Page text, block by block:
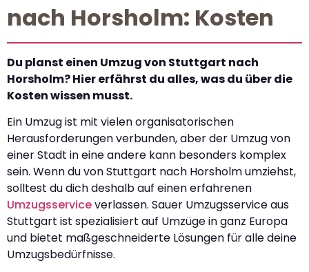
nach Horsholm: Kosten
Du planst einen Umzug von Stuttgart nach
Horsholm? Hier erfährst du alles, was du über die
Kosten wissen musst.
Ein Umzug ist mit vielen organisatorischen
Herausforderungen verbunden, aber der Umzug von
einer Stadt in eine andere kann besonders komplex
sein. Wenn du von Stuttgart nach Horsholm umziehst,
solltest du dich deshalb auf einen erfahrenen
Umzugsserviceverlassen. Sauer Umzugsservice aus
Stuttgart ist spezialisiert auf Umzüge in ganz Europa
und bietet maßgeschneiderte Lösungen für alle deine
Umzugsbedürfnisse.